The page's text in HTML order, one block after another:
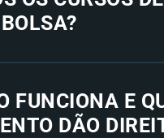
FUNCIONA E
DÃO